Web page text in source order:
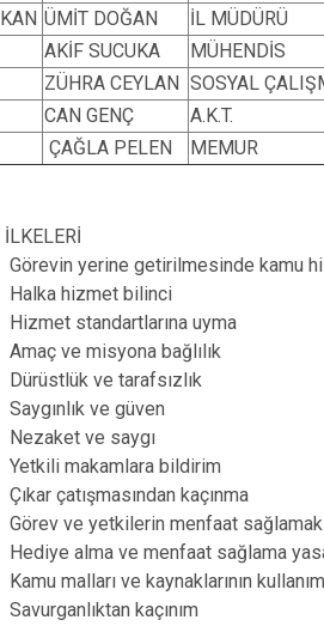
ÜMİT DOĞAN İL MÜDÜRÜ
AKİF SUCUKA MÜHENDİS
ZÜHRA CEYLAN SOSYAL
CAN GENÇ A.K.T.
ÇAĞLA PELEN MEMUR
İLKELERİ
Görevin yerine getirilmesinde kamu
Halka hizmet bilinci
Hizmet standartlarına uyma
Amaç ve misyona bağlılık
Dürüstlük ve tarafsızlık
Saygınlık ve güven
Nezaket ve saygı
Yetkili makamlara bildirim
Çıkar çatışmasından kaçınma
Görev ve yetkilerin menfaat sağlamak
Hediye alma ve menfaat sağlama
Kamu malları ve kaynaklarının
Savurganlıktan kaçınım